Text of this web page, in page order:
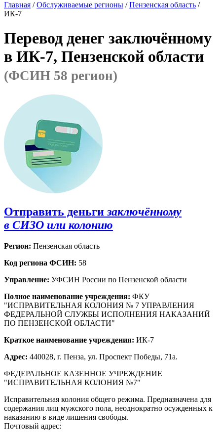
Главная /Обслуживаемые регионы /Пензенская область /
ИК-7
Перевод денег заключённому
в ИК-7, Пензенской области
(ФСИН 58 регион)
Отправить деньги заключённому
в СИЗО или колонию
Регион: Пензенская область
Код региона ФСИН: 58
Управление: УФСИН России по Пензенской области
Полное наименование учреждения: ФКУ
"ИСПРАВИТЕЛЬНАЯ КОЛОНИЯ № 7 УПРАВЛЕНИЯ
ФЕДЕРАЛЬНОЙ СЛУЖБЫ ИСПОЛНЕНИЯ НАКАЗАНИЙ
ПО ПЕНЗЕНСКОЙ ОБЛАСТИ"
Краткое наименование учреждения: ИК-7
Адрес: 440028, г. Пенза, ул. Проспект Победы, 71а.
ФЕДЕРАЛЬНОЕ КАЗЕННОЕ УЧРЕЖДЕНИЕ
"ИСПРАВИТЕЛЬНАЯ КОЛОНИЯ №7"
Исправительная колония общего режима. Предназначена для
содержания лиц мужского пола, неоднократно осужденных к
наказанию в виде лишения свободы.
Почтовый адрес: